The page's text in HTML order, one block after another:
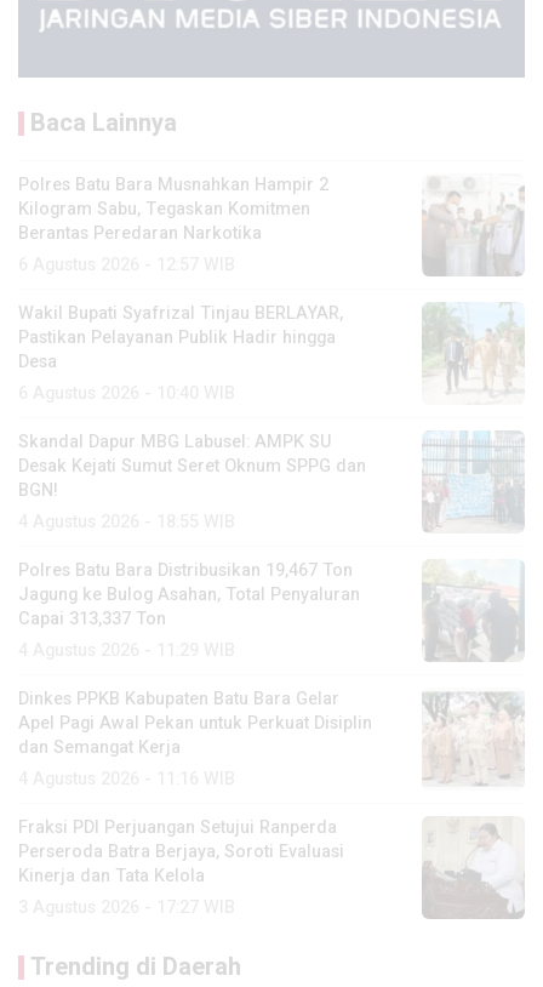
Baca Lainnya
Polres Batu Bara Musnahkan Hampir 2
Kilogram Sabu, Tegaskan Komitmen
Berantas Peredaran Narkotika
Wakil Bupati Syafrizal Tinjau BERLAYAR,
Pastikan Pelayanan Publik Hadir hingga
Desa
Skandal Dapur MBG Labusel: AMPK SU
Desak Kejati Sumut Seret Oknum SPPG dan
BGN!
Polres Batu Bara Distribusikan 19,467 Ton
Jagung ke Bulog Asahan, Total Penyaluran
Capai 313,337 Ton
Dinkes PPKB Kabupaten Batu Bara Gelar
Apel Pagi Awal Pekan untuk Perkuat Disiplin
dan Semangat Kerja
Fraksi PDI Perjuangan Setujui Ranperda
Perseroda Batra Berjaya, Soroti Evaluasi
Kinerja dan Tata Kelola
Trending di Daerah